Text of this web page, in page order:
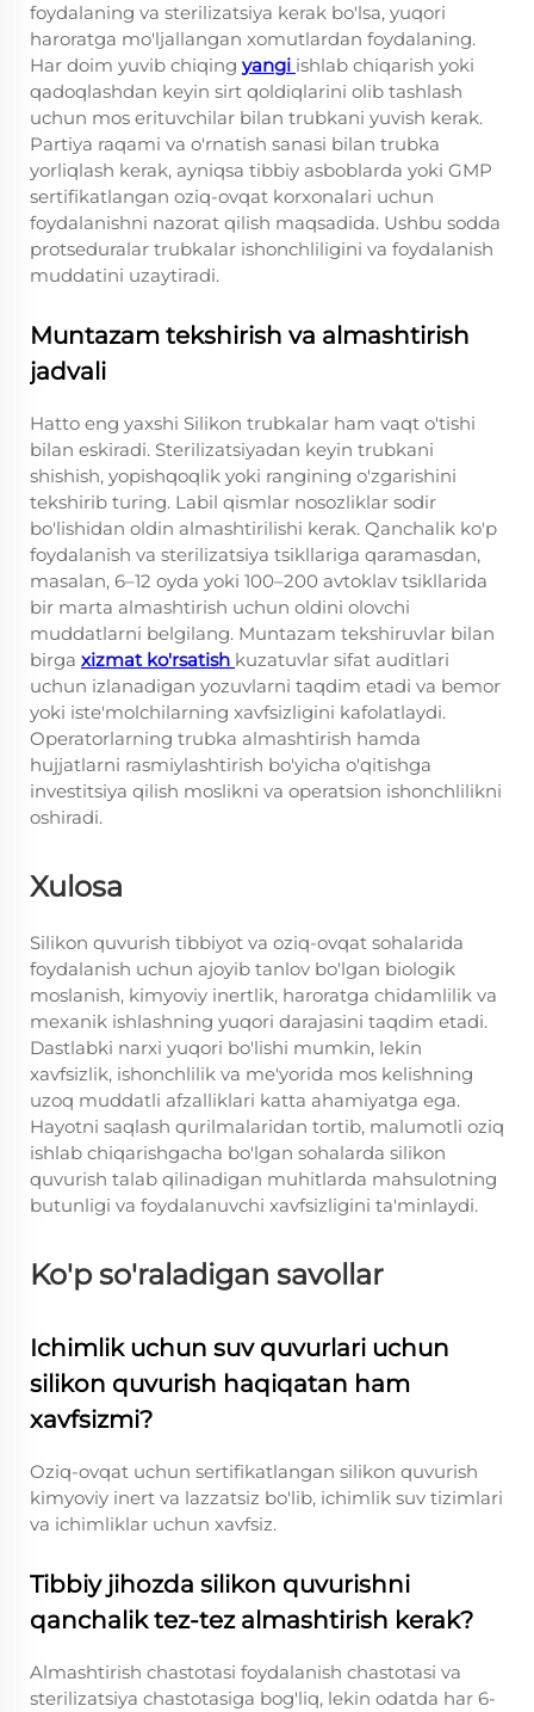
foydalaning va sterilizatsiya kerak bo'lsa, yuqori
haroratga mo'ljallangan xomutlardan foydalaning.
Har doim yuvib chiqing yangi ishlab chiqarish yoki
qadoqlashdan keyin sirt qoldiqlarini olib tashlash
uchun mos erituvchilar bilan trubkani yuvish kerak.
Partiya raqami va o'rnatish sanasi bilan trubka
yorliqlash kerak, ayniqsa tibbiy asboblarda yoki GMP
sertifikatlangan oziq-ovqat korxonalari uchun
foydalanishni nazorat qilish maqsadida. Ushbu sodda
protseduralar trubkalar ishonchliligini va foydalanish
muddatini uzaytiradi.
Muntazam tekshirish va almashtirish
jadvali
Hatto eng yaxshi Silikon trubkalar ham vaqt o'tishi
bilan eskiradi. Sterilizatsiyadan keyin trubkani
shishish, yopishqoqlik yoki rangining o'zgarishini
tekshirib turing. Labil qismlar nosozliklar sodir
bo'lishidan oldin almashtirilishi kerak. Qanchalik ko'p
foydalanish va sterilizatsiya tsikllariga qaramasdan,
masalan, 6–12 oyda yoki 100–200 avtoklav tsikllarida
bir marta almashtirish uchun oldini olovchi
muddatlarni belgilang. Muntazam tekshiruvlar bilan
birga xizmat ko'rsatish kuzatuvlar sifat auditlari
uchun izlanadigan yozuvlarni taqdim etadi va bemor
yoki iste'molchilarning xavfsizligini kafolatlaydi.
Operatorlarning trubka almashtirish hamda
hujjatlarni rasmiylashtirish bo'yicha o'qitishga
investitsiya qilish moslikni va operatsion ishonchlilikni
oshiradi.
Xulosa
Silikon quvurish tibbiyot va oziq-ovqat sohalarida
foydalanish uchun ajoyib tanlov bo'lgan biologik
moslanish, kimyoviy inertlik, haroratga chidamlilik va
mexanik ishlashning yuqori darajasini taqdim etadi.
Dastlabki narxi yuqori bo'lishi mumkin, lekin
xavfsizlik, ishonchlilik va me'yorida mos kelishning
uzoq muddatli afzalliklari katta ahamiyatga ega.
Hayotni saqlash qurilmalaridan tortib, malumotli oziq
ishlab chiqarishgacha bo'lgan sohalarda silikon
quvurish talab qilinadigan muhitlarda mahsulotning
butunligi va foydalanuvchi xavfsizligini ta'minlaydi.
Ko'p so'raladigan savollar
Ichimlik uchun suv quvurlari uchun
silikon quvurish haqiqatan ham
xavfsizmi?
Oziq-ovqat uchun sertifikatlangan silikon quvurish
kimyoviy inert va lazzatsiz bo'lib, ichimlik suv tizimlari
va ichimliklar uchun xavfsiz.
Tibbiy jihozda silikon quvurishni
qanchalik tez-tez almashtirish kerak?
Almashtirish chastotasi foydalanish chastotasi va
sterilizatsiya chastotasiga bog'liq, lekin odatda har 6-